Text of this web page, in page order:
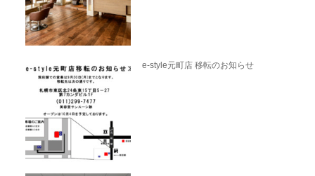
e-style元町店 移転のお知らせ